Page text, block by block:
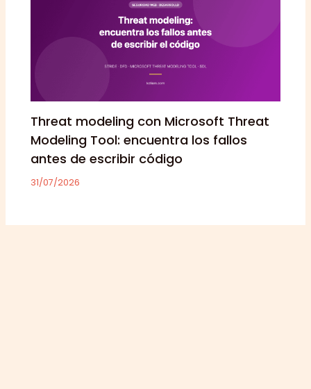
Threat modeling con Microsoft Threat
Modeling Tool: encuentra los fallos
antes de escribir código
31/07/2026